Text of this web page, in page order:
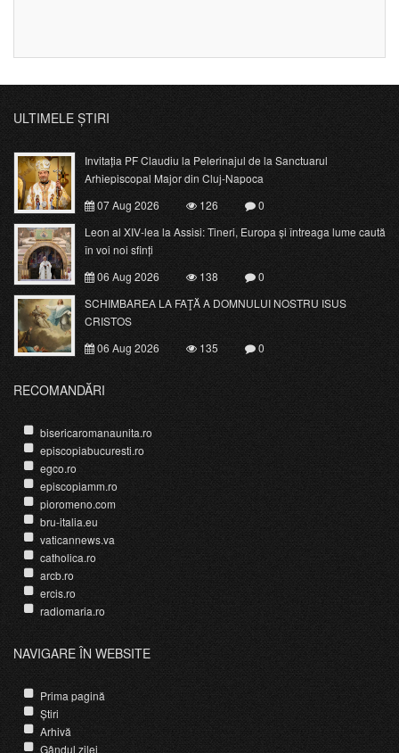
ULTIMELE ȘTIRI
Invitația PF Claudiu la Pelerinajul de la Sanctuarul
Arhiepiscopal Major din Cluj-Napoca
07 Aug 2026
126
0
Leon al XIV-lea la Assisi: Tineri, Europa și întreaga lume caută
în voi noi sfinți
06 Aug 2026
138
0
SCHIMBAREA LA FAŢĂ A DOMNULUI NOSTRU ISUS
CRISTOS
06 Aug 2026
135 0
RECOMANDĂRI
bisericaromanaunita.ro
episcopiabucuresti.ro
egco.ro
episcopiamm.ro
pioromeno.com
bru-italia.eu
vaticannews.va
catholica.ro
arcb.ro
ercis.ro
radiomaria.ro
NAVIGARE ÎN WEBSITE
Prima pagină
Știri
Arhivă
Gândul zilei